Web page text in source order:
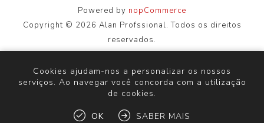
Powered by nopCommerce
Copyright © 2026 Alan Profssional. Todos os direitos
reservados.
Todos os preços são inseridos, incluindo impostos. Excluindo
envio
Cookies ajudam-nos a personalizar os nossos
serviços. Ao navegar você concorda com a utilização
de cookies.
OK SABER MAIS